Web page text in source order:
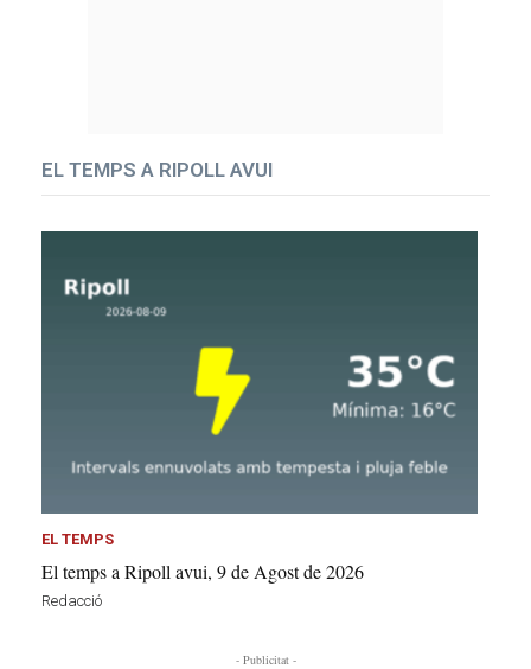
EL TEMPS A RIPOLL AVUI
EL TEMPS
El temps a Ripoll avui, 9 de Agost de 2026
Redacció
- Publicitat -